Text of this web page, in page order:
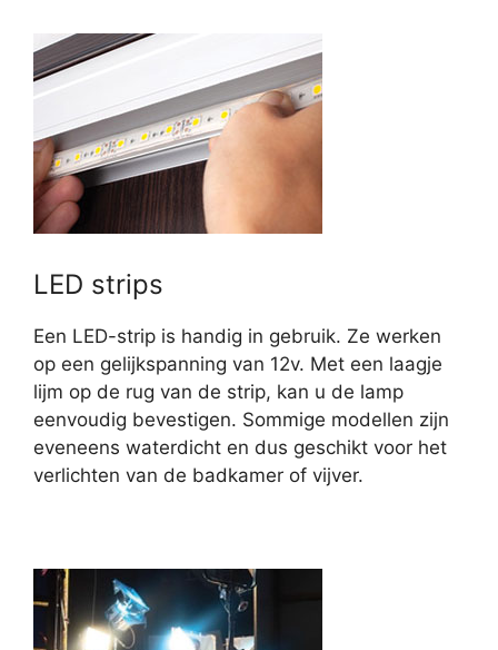
LED strips
Een LED-strip is handig in gebruik. Ze werken
op een gelijkspanning van 12v. Met een laagje
lijm op de rug van de strip, kan u de lamp
eenvoudig bevestigen. Sommige modellen zijn
eveneens waterdicht en dus geschikt voor het
verlichten van de badkamer of vijver.